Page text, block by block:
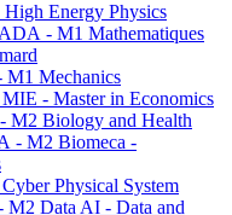
Energy Physics
- M1 Mathematiques
Mechanics
- Master in Economics
Biology and Health
- M2 Biomeca -
Physical System
Data AI - Data and